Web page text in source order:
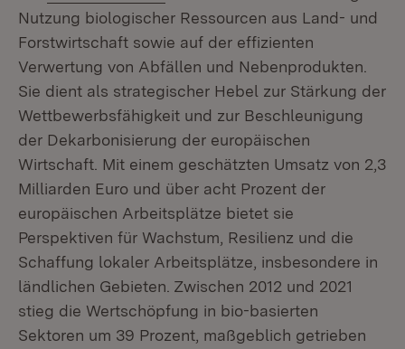
Nutzung biologischer Ressourcen aus Land- und
Forstwirtschaft sowie auf der effizienten
Verwertung von Abfällen und Nebenprodukten.
Sie dient als strategischer Hebel zur Stärkung der
Wettbewerbsfähigkeit und zur Beschleunigung
der Dekarbonisierung der europäischen
Wirtschaft. Mit einem geschätzten Umsatz von 2,3
Milliarden Euro und über acht Prozent der
europäischen Arbeitsplätze bietet sie
Perspektiven für Wachstum, Resilienz und die
Schaffung lokaler Arbeitsplätze, insbesondere in
ländlichen Gebieten. Zwischen 2012 und 2021
stieg die Wertschöpfung in bio-basierten
Sektoren um 39 Prozent, maßgeblich getrieben